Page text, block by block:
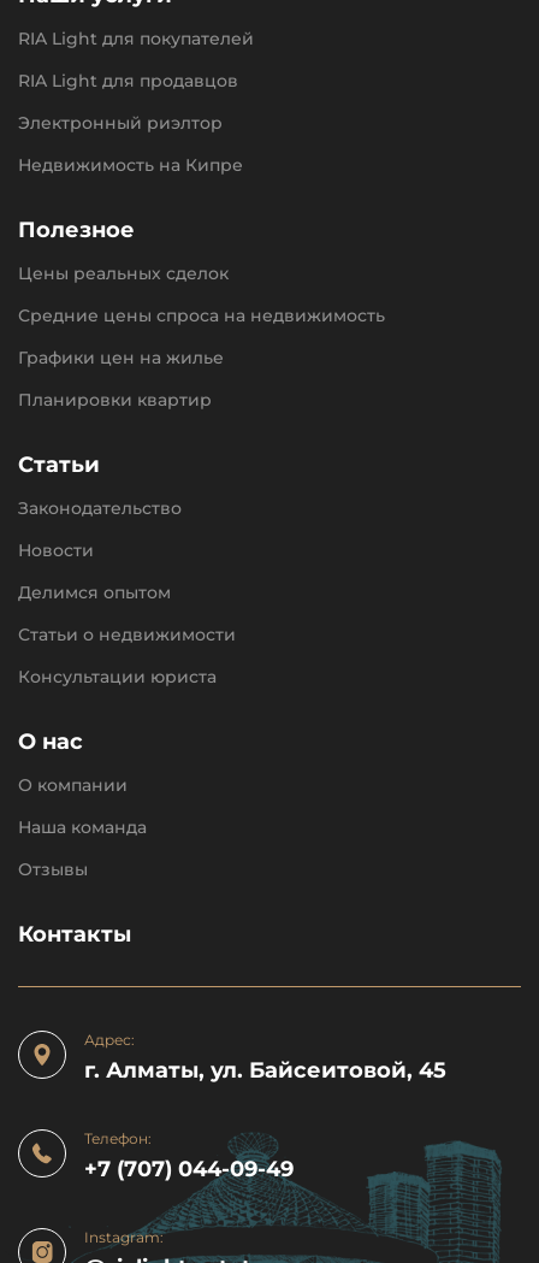
RIA Light для покупателей
RIA Light для продавцов
Электронный риэлтор
Недвижимость на Кипре
Полезное
Цены реальных сделок
Средние цены спроса на недвижимость
Графики цен на жилье
Планировки квартир
Статьи
Законодательство
Новости
Делимся опытом
Статьи о недвижимости
Консультации юриста
О нас
О компании
Наша команда
Отзывы
Контакты
Адрес:
г. Алматы, ул. Байсеитовой, 45
Телефон:
+7 (707) 044-09-49
Instagram: